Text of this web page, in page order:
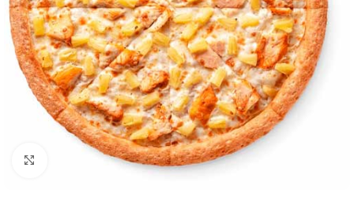
Нажмите, чтобы увеличить